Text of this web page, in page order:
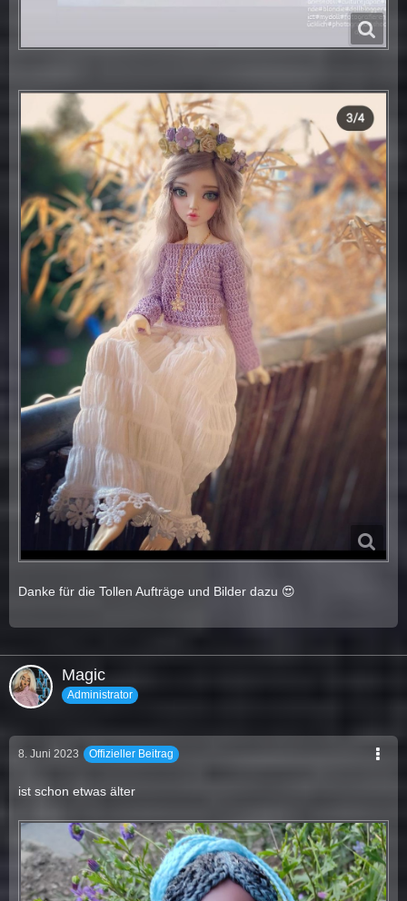
Danke für die Tollen Aufträge und Bilder dazu 😍
Magic
Administrator
8. Juni 2023 Offizieller Beitrag
ist schon etwas älter